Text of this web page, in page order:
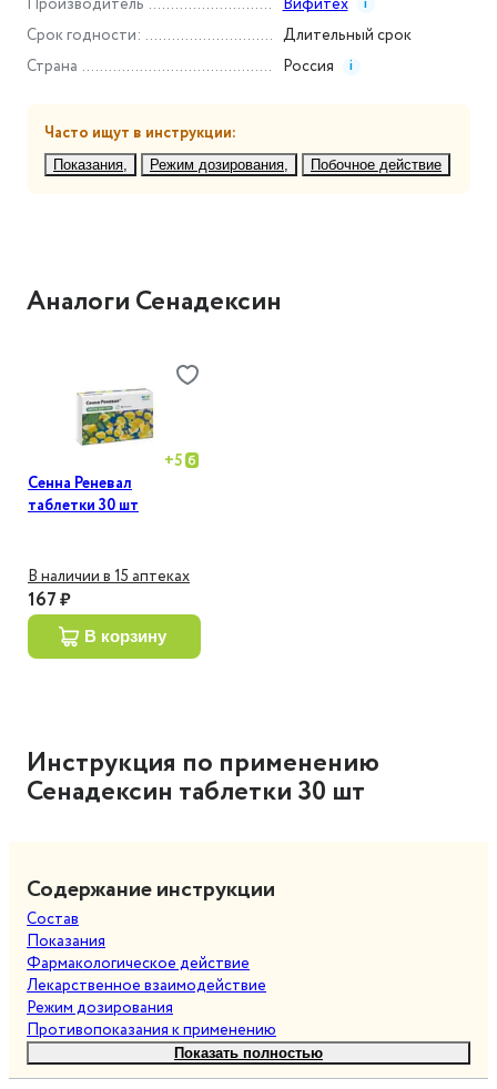
Производитель
Вифитех i
Срок годности :
Длительный срок
Страна
Россия i
Часто ищут в инструкции:
Показания Режим дозирования Побочное действие
Аналоги Сенадексин
+5
Сенна Реневал
таблетки 30 шт
В наличии в 15 аптеках
167 ₽
в корзину
Инструкция по применению
Сенадексин таблетки 30 шт
Содержание инструкции
Состав
Показания
Фармакологическое действие
Лекарственное взаимодействие
Режим дозирования
Противопоказания к применению
Показать полностью